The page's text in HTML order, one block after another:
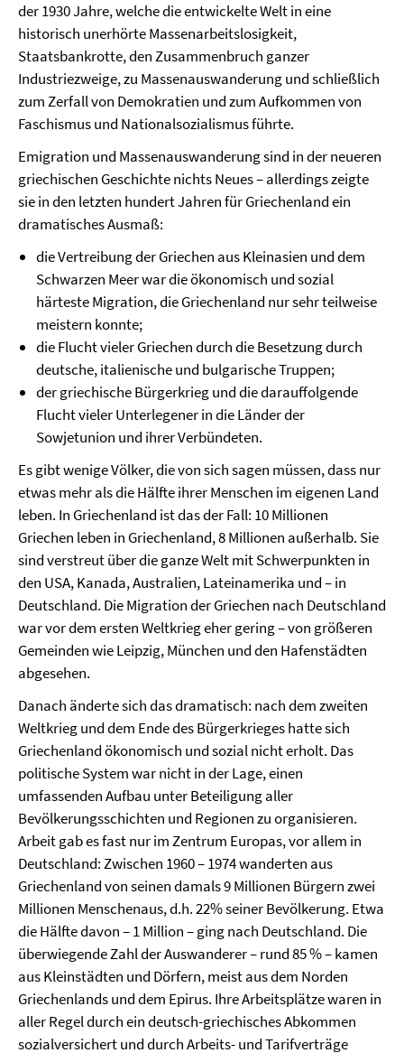
der 1930 Jahre, welche die entwickelte Welt in eine
historisch unerhörte Massenarbeitslosigkeit,
Staatsbankrotte, den Zusammenbruch ganzer
Industriezweige, zu Massenauswanderung und schließlich
zum Zerfall von Demokratien und zum Aufkommen von
Faschismus und Nationalsozialismus führte.
Emigration und Massenauswanderung sind in der neueren
griechischen Geschichte nichts Neues – allerdings zeigte
sie in den letzten hundert Jahren für Griechenland ein
dramatisches Ausmaß:
die Vertreibung der Griechen aus Kleinasien und dem
Schwarzen Meer war die ökonomisch und sozial
härteste Migration, die Griechenland nur sehr teilweise
meistern konnte;
die Flucht vieler Griechen durch die Besetzung durch
deutsche, italienische und bulgarische Truppen;
der griechische Bürgerkrieg und die darauffolgende
Flucht vieler Unterlegener in die Länder der
Sowjetunion und ihrer Verbündeten.
Es gibt wenige Völker, die von sich sagen müssen, dass nur
etwas mehr als die Hälfte ihrer Menschen im eigenen Land
leben. In Griechenland ist das der Fall: 10 Millionen
Griechen leben in Griechenland, 8 Millionen außerhalb. Sie
sind verstreut über die ganze Welt mit Schwerpunkten in
den USA, Kanada, Australien, Lateinamerika und – in
Deutschland. Die Migration der Griechen nach Deutschland
war vor dem ersten Weltkrieg eher gering – von größeren
Gemeinden wie Leipzig, München und den Hafenstädten
abgesehen.
Danach änderte sich das dramatisch: nach dem zweiten
Weltkrieg und dem Ende des Bürgerkrieges hatte sich
Griechenland ökonomisch und sozial nicht erholt. Das
politische System war nicht in der Lage, einen
umfassenden Aufbau unter Beteiligung aller
Bevölkerungsschichten und Regionen zu organisieren.
Arbeit gab es fast nur im Zentrum Europas, vor allem in
Deutschland: Zwischen 1960 – 1974 wanderten aus
Griechenland von seinen damals 9 Millionen Bürgern zwei
Millionen Menschenaus, d.h. 22% seiner Bevölkerung. Etwa
die Hälfte davon – 1 Million – ging nach Deutschland. Die
überwiegende Zahl der Auswanderer – rund 85 % – kamen
aus Kleinstädten und Dörfern, meist aus dem Norden
Griechenlands und dem Epirus. Ihre Arbeitsplätze waren in
aller Regel durch ein deutsch-griechisches Abkommen
sozialversichert und durch Arbeits- und Tarifverträge